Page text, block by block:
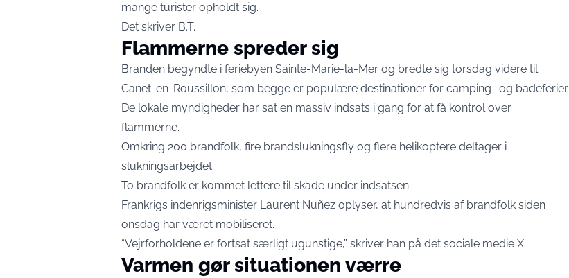
mange turister opholdt sig.
Det skriver B.T.
Flammerne spreder sig
Branden begyndte i feriebyen Sainte-Marie-la-Mer og bredte sig torsdag videre til
Canet-en-Roussillon, som begge er populære destinationer for camping- og badeferier.
De lokale myndigheder har sat en massiv indsats i gang for at få kontrol over
flammerne.
Omkring 200 brandfolk, fire brandslukningsfly og flere helikoptere deltager i
slukningsarbejdet.
To brandfolk er kommet lettere til skade under indsatsen.
Frankrigs indenrigsminister Laurent Nuñez oplyser, at hundredvis af brandfolk siden
onsdag har været mobiliseret.
“Vejrforholdene er fortsat særligt ugunstige,” skriver han på det sociale medie X.
Varmen gør situationen værre